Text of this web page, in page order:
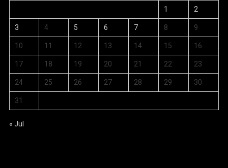
1 2
3 4 5 6 7 8 9
10 11 12 13 14 15 16
17 18 19 20 21 22 23
24 25 26 27 28 29 30
31
« Jul